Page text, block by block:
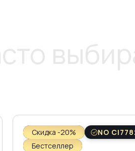
Скидка -20%
NO
Бестселлер